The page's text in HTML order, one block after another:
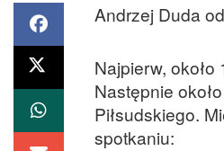
Andrzej Duda
Najpierw,
Następnie
Piłsudskiego.
spotkaniu: